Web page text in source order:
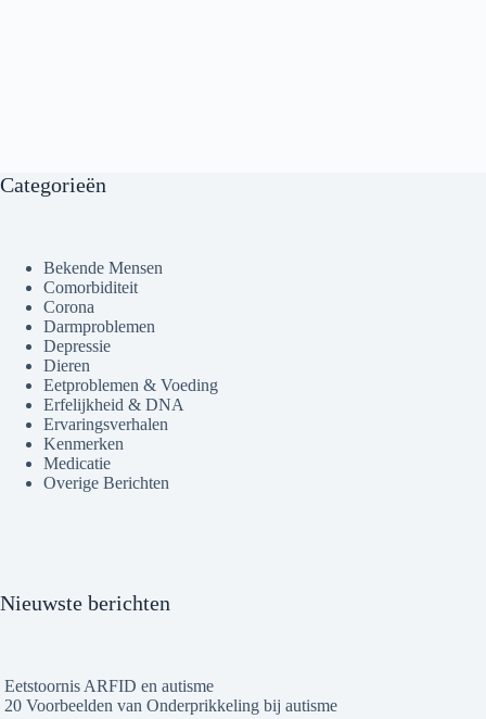
Categorieën
Bekende Mensen
Comorbiditeit
Corona
Darmproblemen
Depressie
Dieren
Eetproblemen & Voeding
Erfelijkheid & DNA
Ervaringsverhalen
Kenmerken
Medicatie
Overige Berichten
Nieuwste berichten
Eetstoornis ARFID en autisme
20 Voorbeelden van Onderprikkeling bij autisme